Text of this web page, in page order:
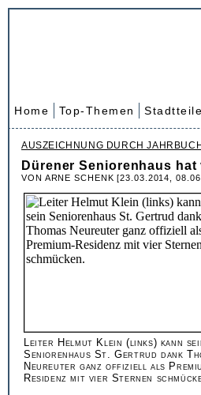
Home Top-Themen Stadtteile
AUSZEICHNUNG DURCH
Dürener Seniorenhaus hat
VON ARNE SCHENK [23.03.2014,
Leiter Helmut Klein (links) kann
Seniorenhaus St. Gertrud dank
Neureuter ganz offiziell als
Residenz mit vier Sternen